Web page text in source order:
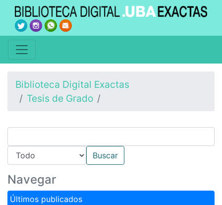
Biblioteca Digital Exactas
Tesis de Grado
Navegar
Últimos publicados